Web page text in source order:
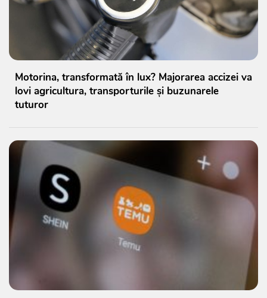
Motorina, transformată în lux? Majorarea accizei va
lovi agricultura, transporturile și buzunarele
tuturor